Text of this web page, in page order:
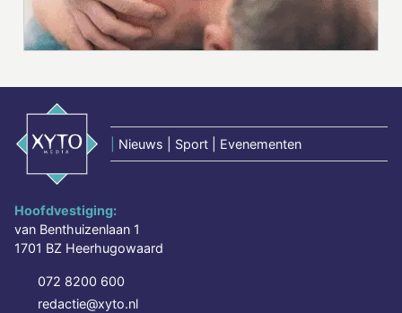
Nieuws | Sport | Evenementen
Hoofdvestiging:
van Benthuizenlaan 1
1701 BZ Heerhugowaard
072 8200 600
redactie@xyto.nl